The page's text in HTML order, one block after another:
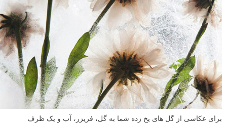
برای عکاسی از گل های یخ زده شما به گل، فریزر، آب و یک ظرف